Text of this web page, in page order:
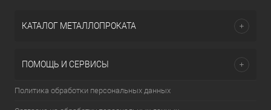
КАТАЛОГ МЕТАЛЛОПРОКАТА
ПОМОЩЬ И СЕРВИСЫ
Политика обработки персональных данных